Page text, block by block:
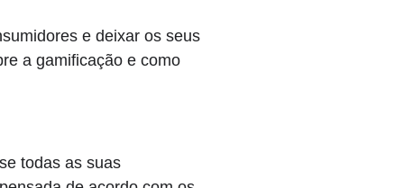
e deixar os seus
a gamificação e como
todas as suas